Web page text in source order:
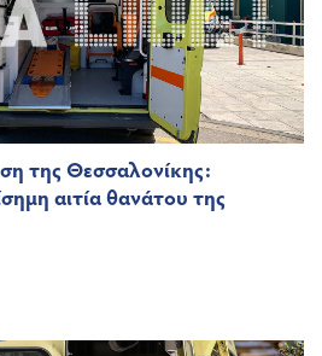
της Θεσσαλονίκης:
αιτία θανάτου της